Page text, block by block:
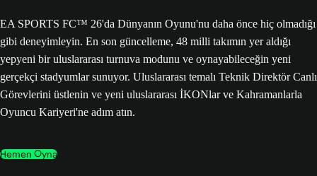
EA SPORTS FC™ 26'da Dünyanın Oyunu'nu daha önce hiç olmadığı
gibi deneyimleyin. En son güncelleme, 48 milli takımın yer aldığı
yepyeni bir uluslararası turnuva modunu ve oynayabileceğin yeni
gerçekçi stadyumlar sunuyor. Uluslararası temalı Teknik Direktör Canlı
Görevlerini üstlenin ve yeni uluslararası İKONlar ve Kahramanlarla
Oyuncu Kariyeri'ne adım atın.
Hemen Oyna